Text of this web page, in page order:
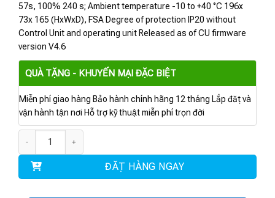
57s, 100% 240 s; Ambient temperature -10 to +40 °C 196x
73x 165 (HxWxD), FSA Degree of protection IP20 without
Control Unit and operating unit Released as of CU firmware
version V4.6
QUÀ TẶNG - KHUYẾN MẠI ĐẶC BIỆT
Miễn phí giao hàng Bảo hành chính hãng 12 tháng Lắp đặt và
vận hành tận nơi Hỗ trợ kỹ thuật miễn phí trọn đời
ĐẶT HÀNG NGAY